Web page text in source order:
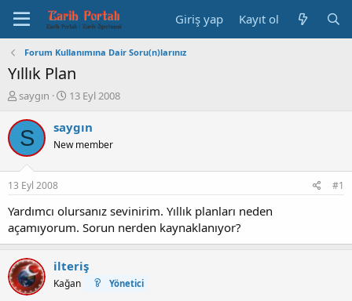
Giriş yap Kayıt ol
Forum Kullanımına Dair Soru(n)larınız
Yıllık Plan
K
n
b
u
u
b
a
l
t
a
n
saygın
B
ş
l
a
ç
a
i
h
i
13 Eyl 2008
S saygın
New member
13 Eyl 2008 #1
Yardımcı olursanız sevinirim. Yıllık planları neden
açamıyorum. Sorun nerden kaynaklanıyor?
ilteriş
Kağan Yönetici